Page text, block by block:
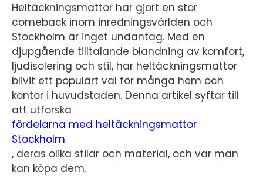
Heltäckningsmattor har gjort en stor
comeback inom inredningsvärlden och
Stockholm är inget undantag. Med en
djupgående tilltalande blandning av komfort,
ljudisolering och stil, har heltäckningsmattor
blivit ett populärt val för många hem och
kontor i huvudstaden. Denna artikel syftar till
att utforska
fördelarna med heltäckningsmattor
Stockholm
, deras olika stilar och material, och var man
kan köpa dem.